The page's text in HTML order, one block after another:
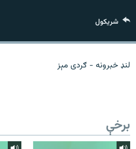
د ازادې اروپا/ ازادي راډيو ټولې پاڼې
شريکول
لنډ خبرونه - ګردی مېز
برخې